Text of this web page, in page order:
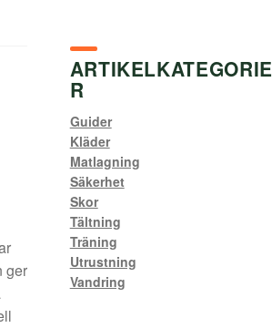
ger
ARTIKELKATEGORIE
R
Guider
Kläder
Matlagning
Säkerhet
Skor
Tältning
Träning
Utrustning
Vandring